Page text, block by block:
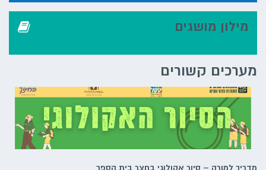
מילון מושגים
מערכים קשורים
מדריך למורה – סיור אקולוגי בחצר בית הספר